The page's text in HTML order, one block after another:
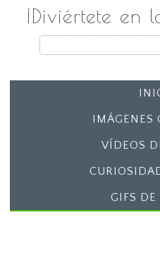
¡Diviértete en
IMÁGENES
VÍDEOS
GIFS DE